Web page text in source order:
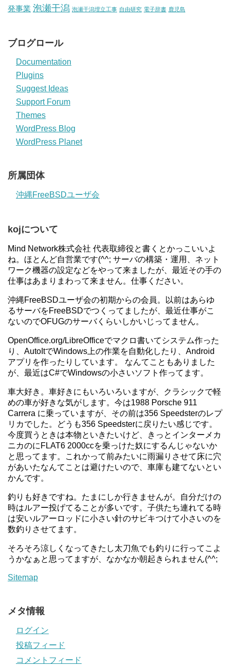
発事業 泡瀬干潟 泡瀬干潟埋立工事 自由研究 電子辞書 鹿児島
ブログロール
Documentation
Plugins
Suggest Ideas
Support Forum
Themes
WordPress Blog
WordPress Planet
所属団体
沖縄FreeBSDユーザ会
kojについて
Mind Network株式会社 代表取締役と書くとかっこいいよ
ね。ほとんど自営業です(^^; サーバの構築・運用、ネット
ワーク機器の設定などをやって来ましたが、最近その手の
仕事はあまりまわって来ません。仕事ください。
沖縄FreeBSDユーザ会の初期からの会員。以前はあらゆ
るサーバをFreeBSDでつくってましたが、最近仕事がこ
ないのでOFUGのサーバくらいしかいじってません。
OpenOffice.org/LibreOfficeでマクロ書いてシステム作った
り、AutoItでWindows上の作業を自動化したり、Android
アプリを作ったりしています。 なんてこともありました
が、最近はC#でWindowsの小さいソフト作ってます。
車大好き。車好きにもいろいろいますが、クラシックで軽
めの車が好きな気がします。今は1988 Porsche 911
Carrera に乗っていますが、その前は356 Speedsterのレプ
リカでした。どうも356 Speedsterに戻りたい感じです。
今度買うときは本物といきたいけど、きっとインターメカ
ニカのにFLAT6 2000ccを乗っけた奴にするんじゃないか
と思ってます。これかって前みたいに雨漏りさせて床に穴
があいたなんてことは避けたいので、車庫も建てないとい
かんです。
釣りも好きですね。たまにしか行きませんが。自分だけの
時はルアー投げてることが多いです。子供たち連れてる時
は安いルアーロッドに小さい針のサビキつけて小さいのを
数釣りさせてます。
そろそろ涼しくなってきたし太刀魚でも釣りに行ってこよ
うかなぁと思ってますが、なかなか朝起きられません(^^;
Sitemap
メタ情報
ログイン
投稿フィード
コメントフィード